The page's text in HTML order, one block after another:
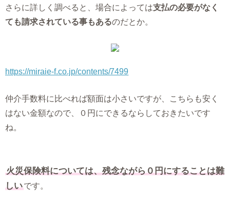
さらに詳しく調べると、場合によっては支払の必要がなく
ても請求されている事もあるのだとか。
https://miraie-f.co.jp/contents/7499
仲介手数料に比べれば額面は小さいですが、こちらも安く
はない金額なので、０円にできるならしておきたいです
ね。
火災保険料については、残念ながら０円にすることは難
しいです。